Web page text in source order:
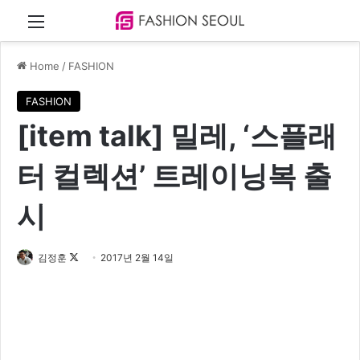
Home / FASHION
FASHION
​[item talk] 밀레, ‘스플래
터 컬렉션’ 트레이닝복 출
시
김정훈 2017년 2월 14일